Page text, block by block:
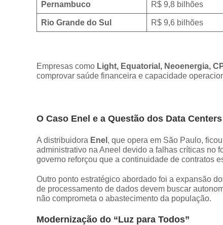
Pernambuco R$ 9,8 bilhões
Rio Grande do Sul R$ 9,6 bilhões
Empresas como Light, Equatorial, Neoenergia,
comprovar saúde financeira e capacidade
O Caso Enel e a Questão dos Data Centers
A distribuidora Enel , que opera em São Paulo,
administrativo na Aneel devido a falhas críticas no
governo reforçou que a continuidade de contratos
Outro ponto estratégico abordado foi a expansão
de processamento de dados devem buscar
não comprometa o abastecimento da população.
Modernização do “Luz para Todos”